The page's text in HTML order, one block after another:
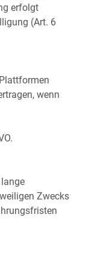
erfolgt
(Art. 6
wenn
Zwecks